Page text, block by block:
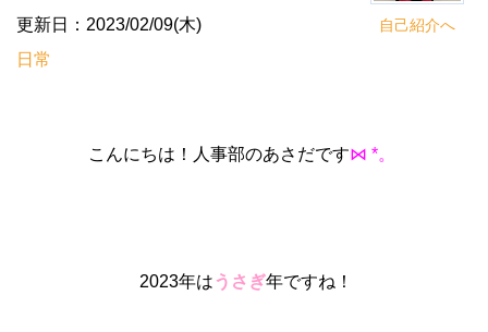
自己紹介へ
更新日：2023/02/09(木)
日常
こんにちは！人事部のあさだです⋈ *。
2023年はうさぎ年ですね！